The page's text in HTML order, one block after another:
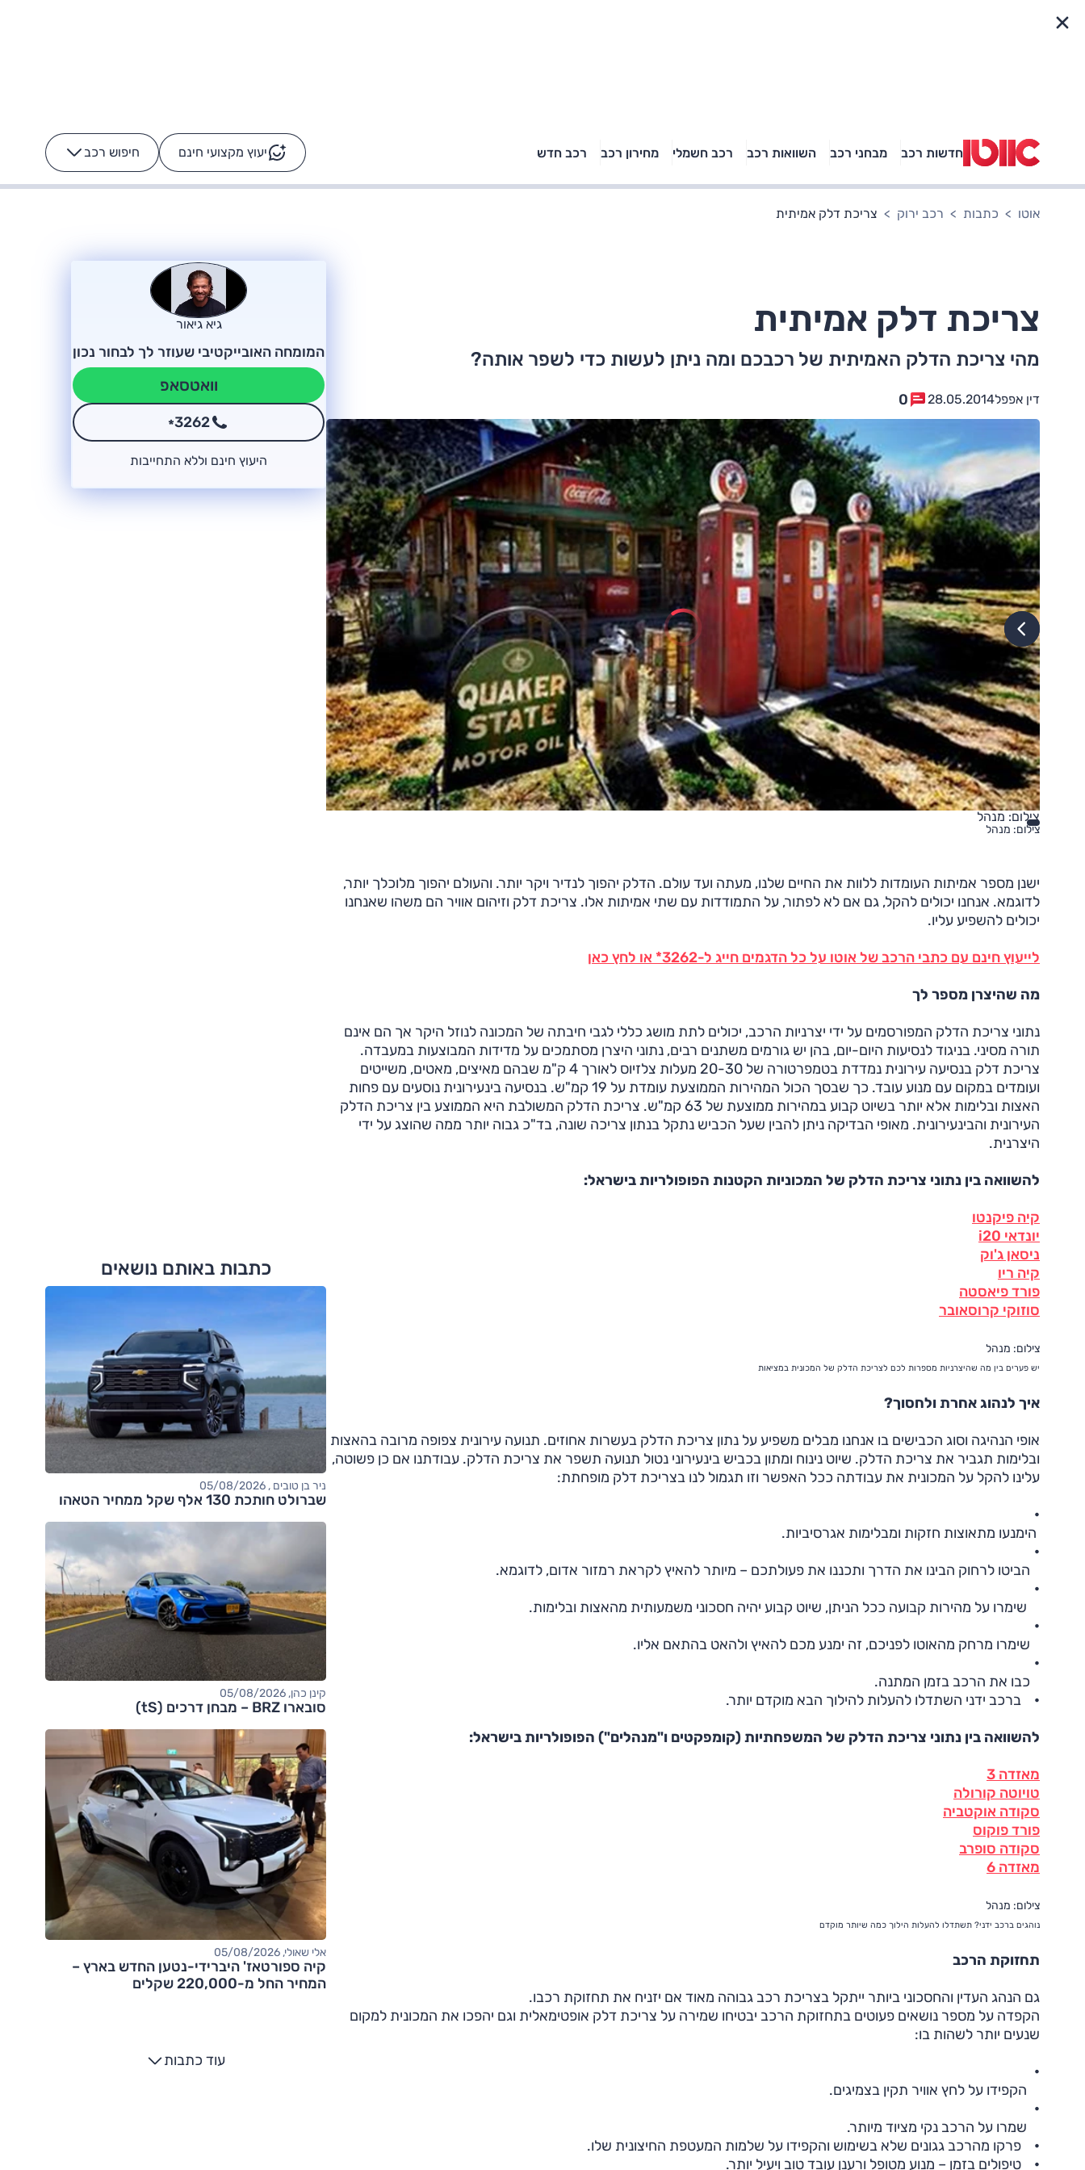
חדשות רכב מבחני רכב השוואות רכב רכב חשמלי מחירון רכב רכב חדש יעוץ מקצועי חינם חיפוש רכב -
באיזה רכב פנאי נוסעת
טויוטה ראב 4, קיה
ספורטאז' לונג ויונדאי
הנייר ועל הכביש
רכבי הסלבס: על מה נוסע
הרכב לא מתקלקל. המסך
כן
אוטו כתבות רכב ירוק צריכת דלק אמיתית
צריכת דלק אמיתית
מהי צריכת הדלק האמיתית של רכבכם ומה ניתן לעשות כדי לשפר אותה?
דין אפפל28.05.2014
0
צילום: מנהל
צילום: מנהל
ישנן מספר אמיתות העומדות ללוות את החיים שלנו, מעתה ועד עולם. הדלק יהפוך לנדיר ויקר יותר. והעולם יהפוך מלוכלך יותר,
לדוגמא. אנחנו יכולים להקל, גם אם לא לפתור, על התמודדות עם שתי אמיתות אלו. צריכת דלק וזיהום אוויר הם משהו שאנחנו
יכולים להשפיע עליו.
לייעוץ חינם עם כתבי הרכב של אוטו על כל הדגמים חייג ל-3262* או לחץ כאן
מה שהיצרן מספר לך
נתוני צריכת הדלק המפורסמים על ידי יצרניות הרכב, יכולים לתת מושג כללי לגבי חיבתה של המכונה לנוזל היקר אך הם אינם
תורה מסיני. בניגוד לנסיעות היום-יום, בהן יש גורמים משתנים רבים, נתוני היצרן מסתמכים על מדידות המבוצעות במעבדה.
צריכת דלק בנסיעה עירונית נמדדת בטמפרטורה של 20-30 מעלות צלזיוס לאורך 4 ק"מ שבהם מאיצים, מאטים, משייטים
ועומדים במקום עם מנוע עובד. כך שבסך הכול המהירות הממוצעת עומדת על 19 קמ"ש. בנסיעה בינעירונית נוסעים עם פחות
האצות ובלימות אלא יותר בשיוט קבוע במהירות ממוצעת של 63 קמ"ש. צריכת הדלק המשולבת היא הממוצע בין צריכת הדלק
העירונית והבינעירונית. מאופי הבדיקה ניתן להבין שעל הכביש נתקל בנתון צריכה שונה, בד"כ גבוה יותר ממה שהוצג על ידי
היצרנית.
להשוואה בין נתוני צריכת הדלק של המכוניות הקטנות הפופולריות בישראל:
קיה פיקנטו
יונדאי i20
ניסאן ג'וק
קיה ריו
פורד פיאסטה
סוזוקי קרוסאובר
צילום: מנהל
יש פערים בין מה שהיצרניות מספרות לכם לצריכת הדלק של המכונית במציאות
איך לנהוג אחרת ולחסוך?
אופי הנהיגה וסוג הכבישים בו אנחנו מבלים משפיע על נתון צריכת הדלק בעשרות אחוזים. תנועה עירונית צפופה מרובה בהאצות
ובלימות תגביר את צריכת הדלק. שיוט נינוח ומתון בכביש בינעירוני נטול תנועה תשפר את צריכת הדלק. עבודתנו אם כן פשוטה,
עלינו להקל על המכונית את עבודתה ככל האפשר וזו תגמול לנו בצריכת דלק מופחתת:
•
הימנעו מתאוצות חזקות ומבלימות אגרסיביות.
•
הביטו לרחוק הבינו את הדרך ותכננו את פעולתכם – מיותר להאיץ לקראת רמזור אדום, לדוגמא.
•
שימרו על מהירות קבועה ככל הניתן, שיוט קבוע יהיה חסכוני משמעותית מהאצות ובלימות.
•
שימרו מרחק מהאוטו לפניכם, זה ימנע מכם להאיץ ולהאט בהתאם אליו.
•
כבו את הרכב בזמן המתנה.
• ברכב ידני השתדלו להעלות להילוך הבא מוקדם יותר.
להשוואה בין נתוני צריכת הדלק של המשפחתיות (קומפקטים ו"מנהלים") הפופולריות בישראל:
מאזדה 3
טויוטה קורולה
סקודה אוקטביה
פורד פוקוס
סקודה סופרב
מאזדה 6
צילום: מנהל
נוהגים ברכב ידני? תשתדלו להעלות הילוך כמה שיותר מוקדם
תחזוקת הרכב
גם הנהג העדין והחסכוני ביותר ייתקל בצריכת רכב גבוהה מאוד אם יזניח את תחזוקת רכבו.
הקפדה על מספר נושאים פעוטים בתחזוקת הרכב יבטיחו שמירה על צריכת דלק אופטימאלית וגם יהפכו את המכונית למקום
שנעים יותר לשהות בו:
•
הקפידו על לחץ אוויר תקין בצמיגים.
•
שמרו על הרכב נקי מציוד מיותר.
•
פרקו מהרכב גגונים שלא בשימוש והקפידו על שלמות המעטפת החיצונית שלו.
• טיפולים בזמן – מנוע מטופל ורענן עובד טוב ויעיל יותר.
גיא גיאור
המומחה האובייקטיבי שעוזר לך לבחור נכון
וואטסאפ
*3262
היעוץ חינם וללא התחייבות
כתבות באותם נושאים
ניר בן טובים , 05/08/2026
שברולט חותכת 130 אלף שקל ממחיר הטאהו
קינן כהן, 05/08/2026
סובארו BRZ – מבחן דרכים (tS)
אלי שאולי, 05/08/2026
קיה ספורטאז' היברידי-נטען החדש בארץ –
המחיר החל מ-220,000 שקלים
עוד כתבות